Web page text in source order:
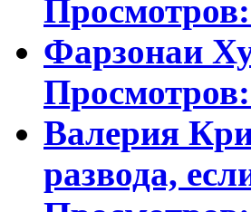
Фарзонаи
Валерия
развода,